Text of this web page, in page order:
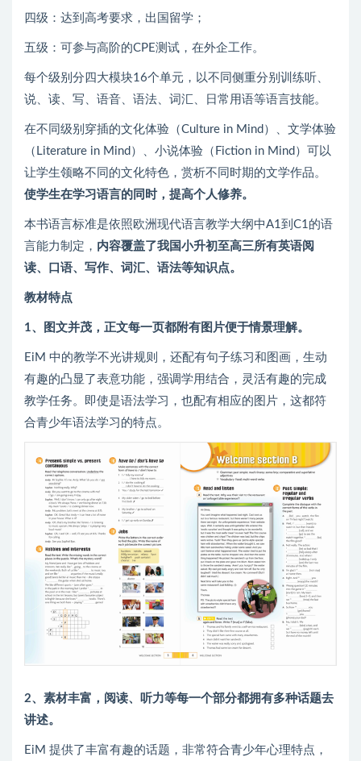
四级：达到高考要求，出国留学；
五级：可参与高阶的CPE测试，在外企工作。
每个级别分四大模块16个单元，以不同侧重分别训练听、
说、读、写、语音、语法、词汇、日常用语等语言技能。
在不同级别穿插的文化体验（Culture in Mind）、文学体验
（Literature in Mind）、小说体验（Fiction in Mind）可以
让学生领略不同的文化特色，赏析不同时期的文学作品。
使学生在学习语言的同时，提高个人修养。
本书语言标准是依照欧洲现代语言教学大纲中A1到C1的语
言能力制定， 内容覆盖了我国小升初至高三所有英语阅
读、口语、写作、词汇、语法等知识点。
教材特点
1、图文并茂，正文每一页都附有图片便于情景理解。
EiM 中的教学不光讲规则，还配有句子练习和图画，生动
有趣的凸显了表意功能，强调学用结合，灵活有趣的完成
教学任务。即使是语法学习，也配有相应的图片，这都符
合青少年语法学习的特点。
2、素材丰富，阅读、听力等每一个部分都拥有多种话题去
讲述。
EiM 提供了丰富有趣的话题，非常符合青少年心理特点，